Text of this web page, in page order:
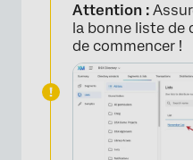
Attention :
la bonne liste
de commencer !